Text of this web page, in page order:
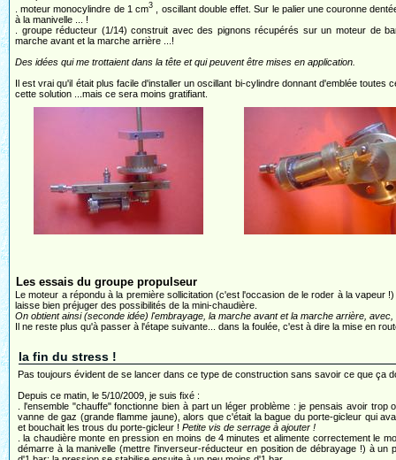
. moteur monocylindre de 1 cm3
, oscillant double effet. Sur le palier une couronne
à la manivelle ... !
. groupe réducteur (1/14) construit avec des pignons récupérés sur un moteur de
marche avant et la marche arrière ...!
Des idées qui me trottaient dans la tête et qui peuvent être mises en application.
Il est vrai qu'il était plus facile d'installer un oscillant bi-cylindre donnant d'emblée
cette solution ...mais ce sera moins gratifiant.
Les essais du groupe propulseur
Le moteur a répondu à la première sollicitation (c'est l'occasion de le roder à la
laisse bien préjuger des possibilités de la mini-chaudière.
On obtient ainsi (seconde idée) l'embrayage, la marche avant et la marche arrière,
Il ne reste plus qu'à passer à l'étape suivante... dans la foulée, c'est à dire la mise en
la fin du stress !
Pas toujours évident de se lancer dans ce type de construction sans savoir ce que ça
Depuis ce matin, le 5/10/2009, je suis fixé :
. l'ensemble "chauffe" fonctionne bien à part un léger problème : je pensais avoir trop
vanne de gaz (grande flamme jaune), alors que c'était la bague du porte-gicleur qui
et bouchait les trous du porte-gicleur ! Petite vis de serrage à ajouter !
. la chaudière monte en pression en moins de 4 minutes et alimente correctement le
démarre à la manivelle (mettre l'inverseur-réducteur en position de débrayage !) à un